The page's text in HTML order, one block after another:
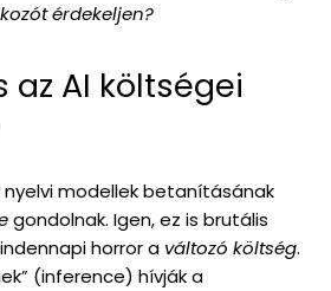
érdekeljen?
az AI költségei
modellek betanításának
gondolnak. Igen, ez is brutális
horror a változó költség.
(inference) hívják a